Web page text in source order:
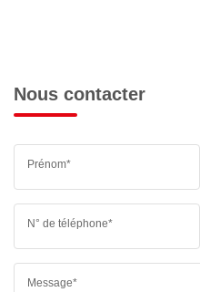
Nous contacter
Prénom*
N° de téléphone*
Message*